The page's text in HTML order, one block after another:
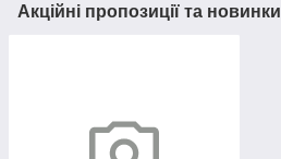
Акційні пропозиції та новинки